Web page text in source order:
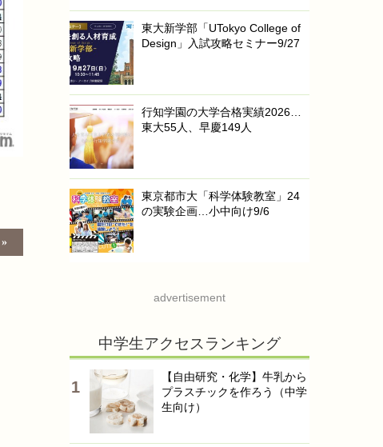
東大新学部「UTokyo College of
Design」入試攻略セミナー9/27
行知学園の大学合格実績2026…
東大55人、早慶149人
東京都市大「科学体験教室」24
の実験企画…小中向け9/6
advertisement
中学生アクセスランキング
【自由研究・化学】牛乳から
プラスチックを作ろう（中学
生向け）